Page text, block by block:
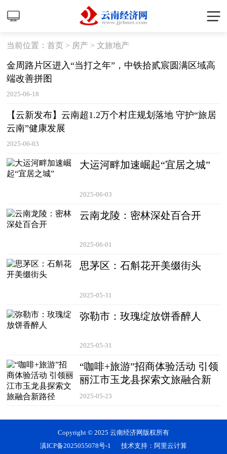
当前位置：首页 > 房产 >文旅地产
金周路片区进入“当打之年”，中铁拾贰宸圆满区域高
端改善拼图
2025-06-18
【云新发布】云南超1.2万个村庄规划落地 守护“旅居
云南”健康发展
2025-06-03
大运河畔加速崛起“宜居之城”
2025-06-03
云南龙陵：密林深处百合开
2025-06-01
思茅区：石斛花开美缀街头
2025-05-31
弥勒市：玫瑰绽放饼香醉人
2025-05-31
“咖啡+旅游”招商体验活动 引领
丽江市玉龙县探索文旅融合新
路径
2025-05-23
Copyright © 2025 云南经济网版权所有
滇ICP备2025055078号-1
技术支持：阿里云计算